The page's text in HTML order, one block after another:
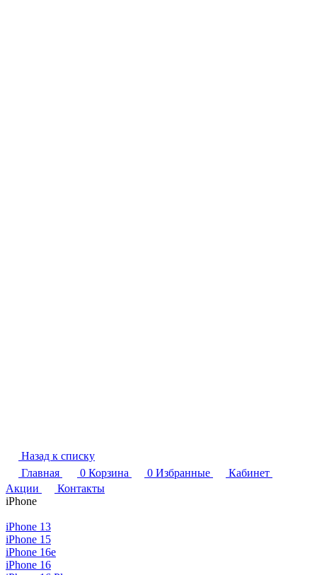
Назад к списку
Главная
0 Корзина 0 Избранные
Кабинет
Акции
Контакты
iPhone
iPhone 13
iPhone 15
iPhone 16e
iPhone 16